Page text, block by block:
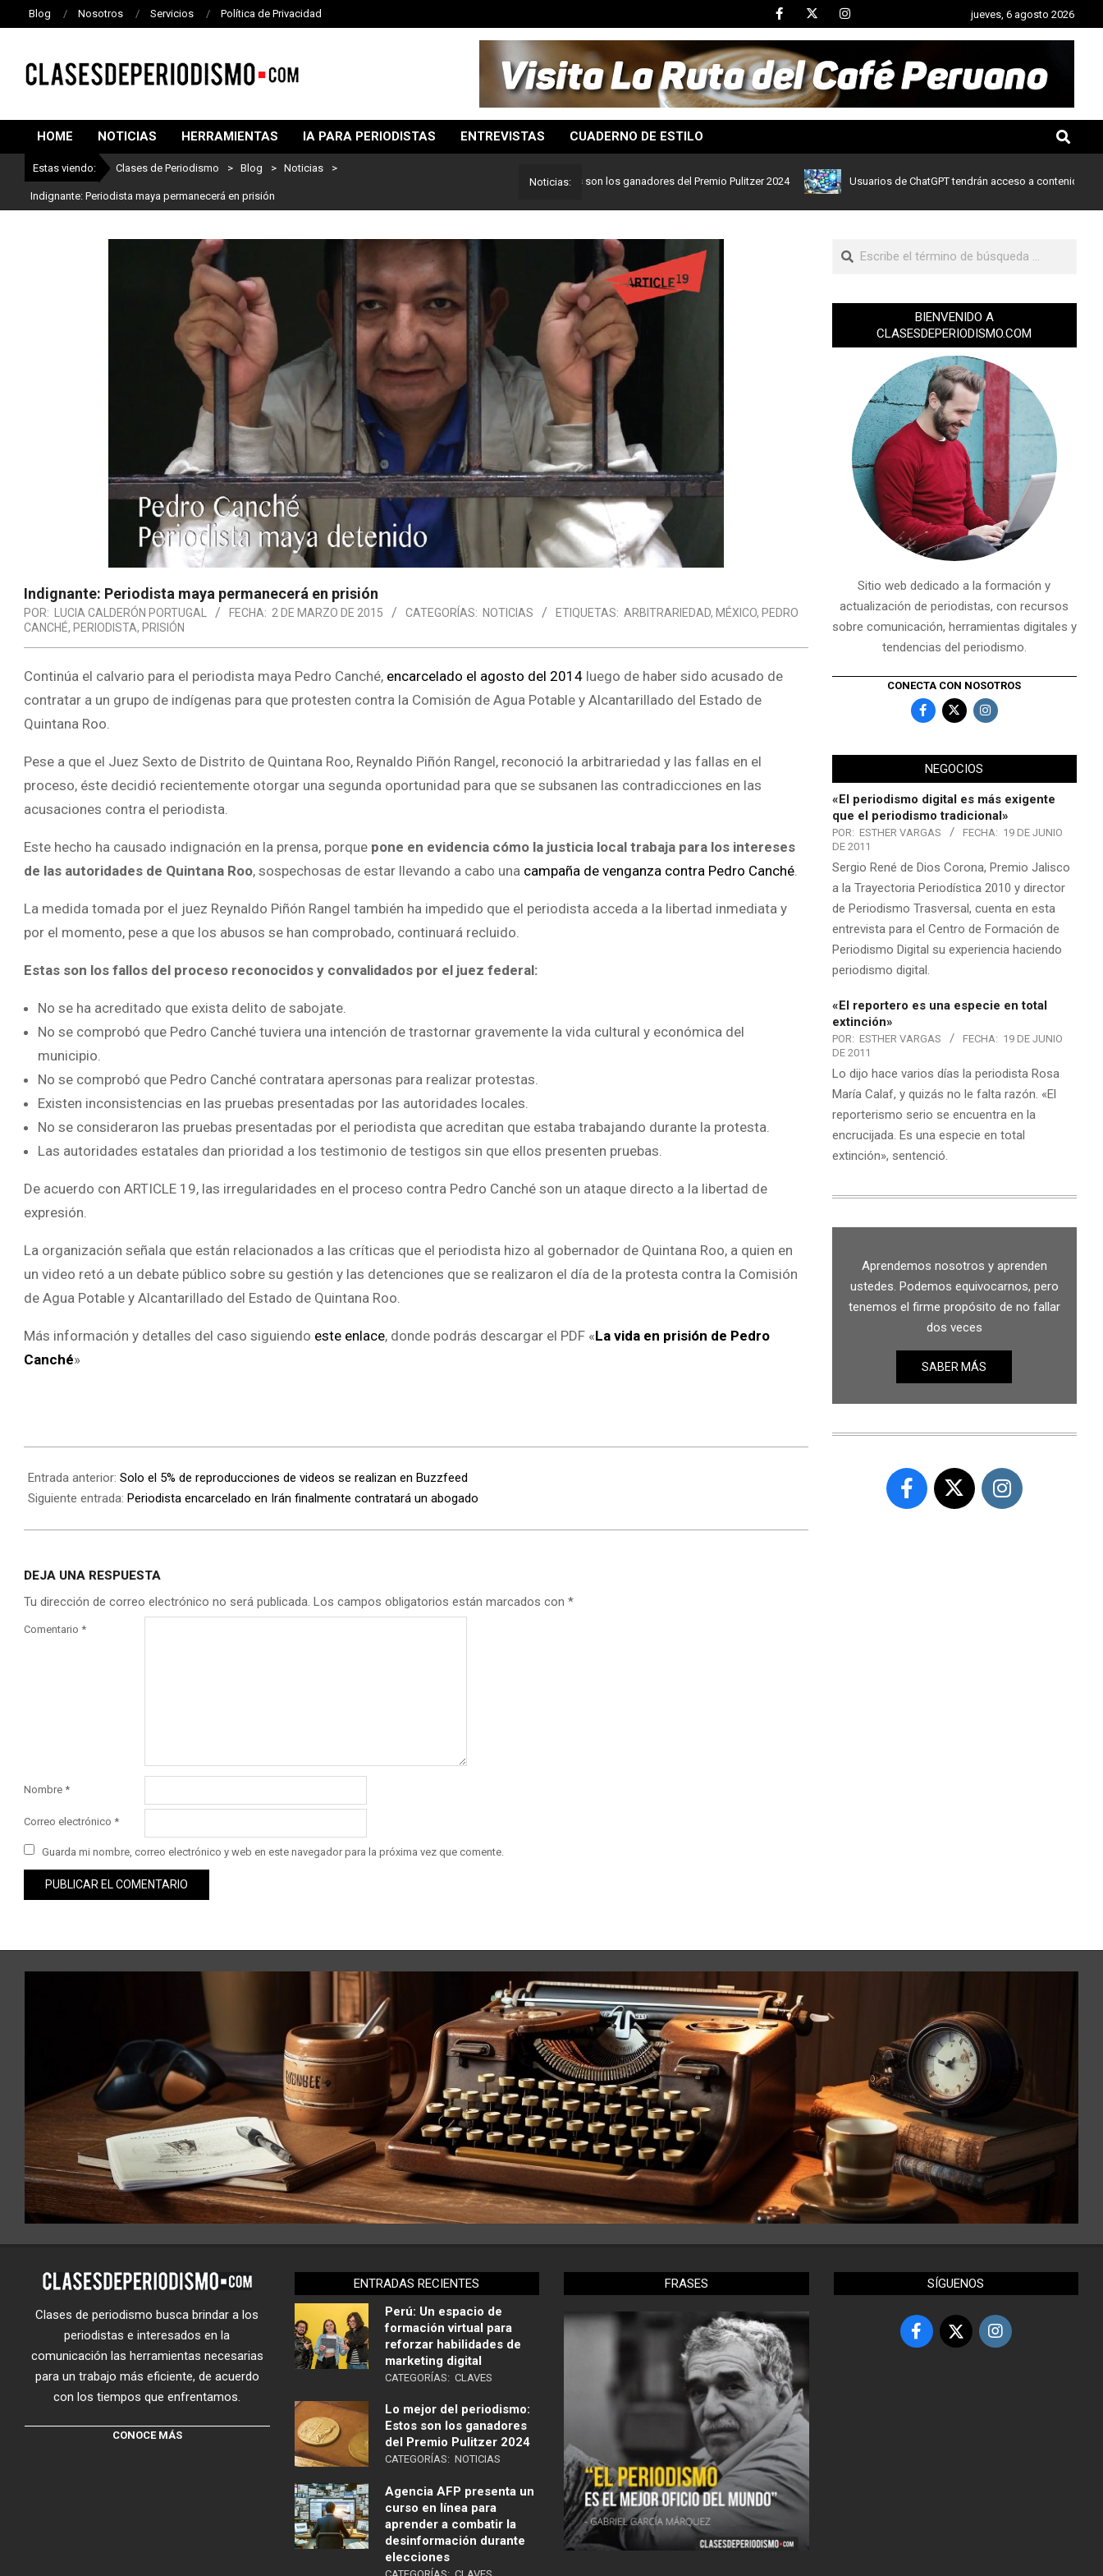
Blog Nosotros Servicios Política de Privacidad jueves, 6 agosto 2026
DE
PERIODISMO
HOME NOTICIAS HERRAMIENTAS IA PARA PERIODISTAS ENTREVISTAS CUADERNO DE ESTILO
Estas viendo: Clases de Periodismo > Blog > Noticias >
Indignante: Periodista maya permanecerá en prisión
Noticias:
Lo mejor del periodismo: Estos son los ganadores del Premio Pulitzer 2024 Usuarios de ChatGPT tendrán acceso a contenidos de
Indignante: Periodista maya permanecerá en prisión
POR: LUCIA CALDERÓN PORTUGAL FECHA: 2 DE MARZO DE 2015 CATEGORÍAS: NOTICIAS ETIQUETAS: ARBITRARIEDAD, MÉXICO, PEDRO
CANCHÉ, PERIODISTA, PRISIÓN
Continúa el calvario para el periodista maya Pedro Canché, encarcelado el agosto del 2014 luego de haber sido acusado de
contratar a un grupo de indígenas para que protesten contra la Comisión de Agua Potable y Alcantarillado del Estado de
Quintana Roo.
Pese a que el Juez Sexto de Distrito de Quintana Roo, Reynaldo Piñón Rangel, reconoció la arbitrariedad y las fallas en el
proceso, éste decidió recientemente otorgar una segunda oportunidad para que se subsanen las contradicciones en las
acusaciones contra el periodista.
Este hecho ha causado indignación en la prensa, porque pone en evidencia cómo la justicia local trabaja para los intereses
de las autoridades de Quintana Roo, sospechosas de estar llevando a cabo una campaña de venganza contra Pedro Canché.
La medida tomada por el juez Reynaldo Piñón Rangel también ha impedido que el periodista acceda a la libertad inmediata y
por el momento, pese a que los abusos se han comprobado, continuará recluido.
Estas son los fallos del proceso reconocidos y convalidados por el juez federal:
No se ha acreditado que exista delito de sabojate.
No se comprobó que Pedro Canché tuviera una intención de trastornar gravemente la vida cultural y económica del
municipio.
No se comprobó que Pedro Canché contratara apersonas para realizar protestas.
Existen inconsistencias en las pruebas presentadas por las autoridades locales.
No se consideraron las pruebas presentadas por el periodista que acreditan que estaba trabajando durante la protesta.
Las autoridades estatales dan prioridad a los testimonio de testigos sin que ellos presenten pruebas.
De acuerdo con ARTICLE 19, las irregularidades en el proceso contra Pedro Canché son un ataque directo a la libertad de
expresión.
La organización señala que están relacionados a las críticas que el periodista hizo al gobernador de Quintana Roo, a quien en
un video retó a un debate público sobre su gestión y las detenciones que se realizaron el día de la protesta contra la Comisión
de Agua Potable y Alcantarillado del Estado de Quintana Roo.
Más información y detalles del caso siguiendo este enlace, donde podrás descargar el PDF «La vida en prisión de Pedro
Canché»
Entrada anterior: Solo el 5% de reproducciones de videos se realizan en Buzzfeed
Siguiente entrada: Periodista encarcelado en Irán finalmente contratará un abogado
DEJA UNA RESPUESTA
Tu dirección de correo electrónico no será publicada. Los campos obligatorios están marcados con *
Comentario *
Nombre *
Correo electrónico *
Guarda mi nombre, correo electrónico y web en este navegador para la próxima vez que comente.
BIENVENIDO A
CLASESDEPERIODISMO.COM
Sitio web dedicado a la formación y
actualización de periodistas, con recursos
sobre comunicación, herramientas digitales y
tendencias del periodismo.
CONECTA CON NOSOTROS
NEGOCIOS
«El periodismo digital es más exigente
que el periodismo tradicional»
POR: ESTHER VARGAS FECHA: 19 DE JUNIO
DE 2011
Sergio René de Dios Corona, Premio Jalisco
a la Trayectoria Periodística 2010 y director
de Periodismo Trasversal, cuenta en esta
entrevista para el Centro de Formación de
Periodismo Digital su experiencia haciendo
periodismo digital.
«El reportero es una especie en total
extinción»
POR: ESTHER VARGAS FECHA: 19 DE JUNIO
DE 2011
Lo dijo hace varios días la periodista Rosa
María Calaf, y quizás no le falta razón. «El
reporterismo serio se encuentra en la
encrucijada. Es una especie en total
extinción», sentenció.
Aprendemos nosotros y aprenden
ustedes. Podemos equivocarnos, pero
tenemos el firme propósito de no fallar
dos veces
SABER MÁS
Clases de periodismo busca brindar a los
periodistas e interesados en la
comunicación las herramientas necesarias
para un trabajo más eficiente, de acuerdo
con los tiempos que enfrentamos.
CONOCE MÁS
ENTRADAS RECIENTES
Perú: Un espacio de
formación virtual para
reforzar habilidades de
marketing digital
CATEGORÍAS: CLAVES
Lo mejor del periodismo:
Estos son los ganadores
del Premio Pulitzer 2024
CATEGORÍAS: NOTICIAS
Agencia AFP presenta un
curso en línea para
aprender a combatir la
desinformación durante
elecciones
FRASES SÍGUENOS